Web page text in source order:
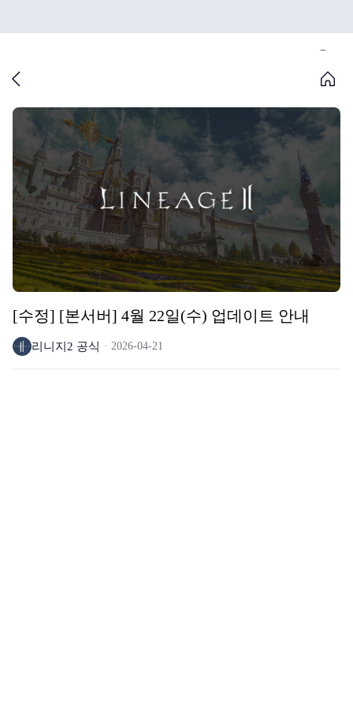
[수정] [본서버] 4월 22일(수) 업데이트 안내
리니지2 공식 2026-04-21